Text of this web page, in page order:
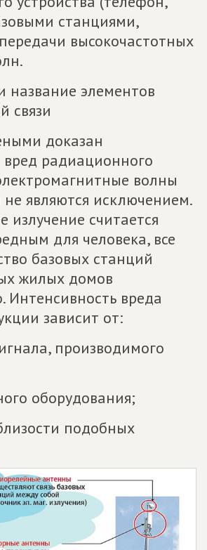
станциями,
высокочастотных
название элементов
связи
доказан
радиационного
волны
не являются исключением.
излучение считается
для человека, все
базовых станций
жилых домов
Интенсивность вреда
зависит от:
производимого
оборудования;
подобных